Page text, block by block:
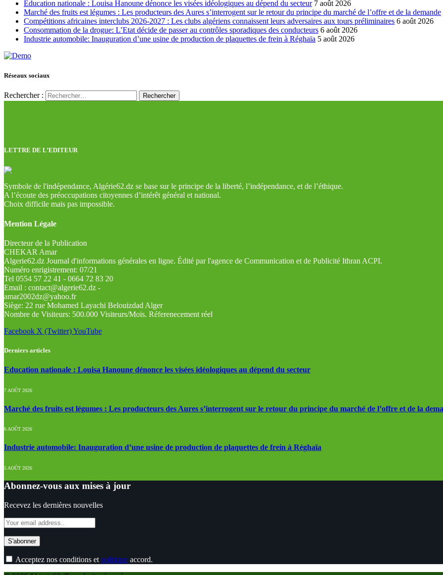
Education nationale : Louisa Hanoune dénonce les visées idéologiques au dépend du secteur 7 août 2026
Marché des fruits est légumes : Les producteurs des Aures s’interrogent sur le retour du principe du marché de l’offre et de la demande
Compétitions africaines interclubs 2026-2027 : Les clubs algériens connaissent leurs adversaires aux tours préliminaires 6 août 2026
Consommation de la drogue: L’Etat décide de passer au contrôles sporadiques des conducteurs 6 août 2026
Industrie automobile: Inauguration d’une usine de production de plaquettes de frein à Réghaïa 5 août 2026
Réseaux sociaux
Rechercher :
LETTRE DE L’EDITEUR
Symbole de l'indépendance, Algérie62.dz se base sur le principe de la liberté, l’indépendance, et de l’éthique.
A l’écoute des préoccupations citoyennes d’intérêt général et national.
Choix difficile mais pas impossible.
Mention Légale
Directeur de la Publication
CHEKAR Amar
Algerie62.dz Journal d'informations générales en ligne. Édité par l'agence de Communication et de Publicité Ithran ACPI.
Numéro enrigistrement: 07/21
Tel 0554 57 22 41 - 0664 72 83 20
Email : contact@algerie62.dz -
amar2002dz@yahoo.fr
Siège: 22 rue Mohamed Layachi Belouizdad Alger
Nombre de Visiteurs: 500.000 Visiteurs/Mois. Réferenecement réel
Facebook X (Twitter)YouTube
Derniers articles
Education nationale : Louisa Hanoune dénonce les visées idéologiques au dépend du secteur
7 AOÛT 2026
Marché des fruits est légumes : Les producteurs des Aures s’interrogent sur le retour du principe du marché de l’offre et de la
6 AOÛT 2026
Industrie automobile: Inauguration d’une usine de production de plaquettes de frein à Réghaïa
5 AOÛT 2026
Abonnez-vous aux mises à jour
Recevez les dernières nouvelles
Acceptez nos conditions et politique accord.